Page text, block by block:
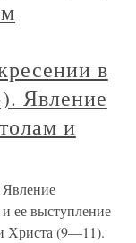
в
Явление
и
ее выступление
Христа (9—11).